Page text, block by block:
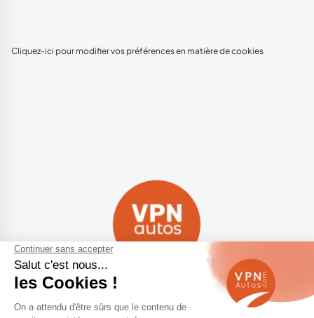
Cliquez-ici pour modifier vos préférences en matière de cookies
Navigation
Qui sommes-nous ? Contactez-nous